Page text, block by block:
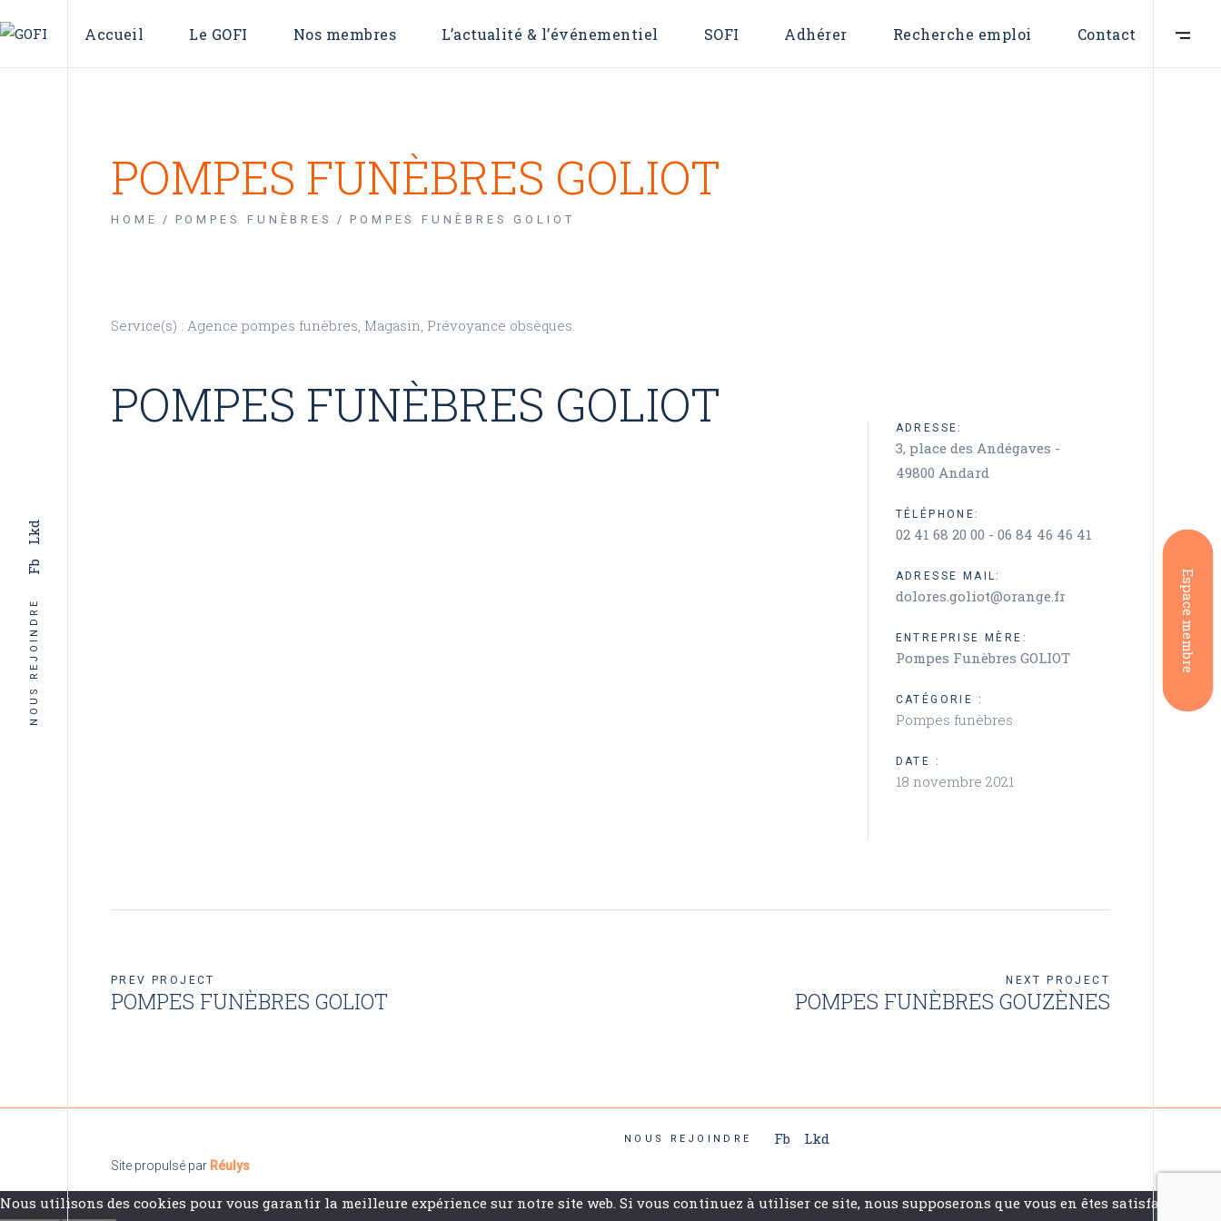
Accueil Le GOFI Nos membres L’actualité & l’événementiel SOFI Adhérer Recherche emploi Contact
Qui sommes-nous ?
Conseil d’administration
L’annuaire
La carte des OFI
Formulaire d’adhésion
Nous contacter
Devenir
POMPES FUNÈBRES GOLIOT
HOME POMPES FUNÈBRES POMPES FUNÈBRES GOLIOT
NOUS REJOINDRE
Fb
Lkd
Espace membre
Service(s) : Agence pompes funèbres, Magasin, Prévoyance obsèques.
POMPES FUNÈBRES GOLIOT ADRESSE:
3, place des Andégaves -
49800 Andard
TÉLÉPHONE:
02 41 68 20 00 - 06 84 46 46 41
ADRESSE MAIL:
dolores.goliot@orange.fr
ENTREPRISE MÈRE:
Pompes Funèbres GOLIOT
CATÉGORIE :
Pompes funèbres
DATE :
18 novembre 2021
PREV PROJECT
POMPES FUNÈBRES GOLIOT
NEXT PROJECT
POMPES FUNÈBRES GOUZÈNES
Site propulsé par Réulys
NOUS REJOINDRE Fb Lkd
Nous utilisons des cookies pour vous garantir la meilleure expérience sur notre site web. Si vous continuez à utiliser ce site, nous supposerons que vous en êtes satisfait.